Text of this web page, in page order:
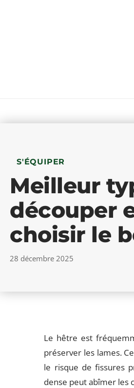
S'ÉQUIPER
Meilleur
découper
choisir le
28 décembre 2025
Le hêtre est
préserver les lames.
le risque de fissures
dense peut abîmer les